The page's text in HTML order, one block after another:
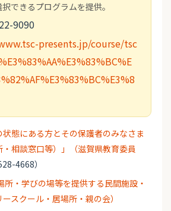
できるプログラムを提供。
9090
presents.jp/course/tsc
態にある方とその保護者のみなさま
相談窓口等）」（滋賀県教育委員
4668）
所・学びの場等を提供する民間施設・
スクール・居場所・親の会）